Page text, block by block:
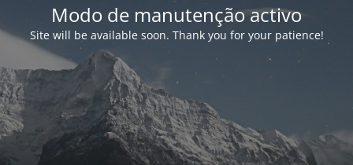
Modo de manutenção activo
Site will be available soon. Thank you for your patience!